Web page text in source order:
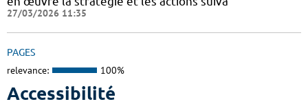
27/03/2026 11:35
PAGES
relevance: 100%
Accessibilité